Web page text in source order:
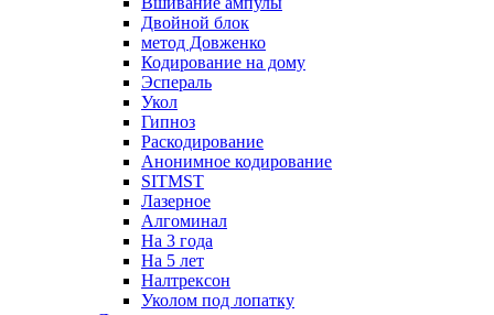
Двойной блок
метод Довженко
Кодирование на дому
Эспераль
Укол
Гипноз
Раскодирование
Анонимное кодирование
SITMST
Лазерное
Алгоминал
На 3 года
На 5 лет
Налтрексон
Уколом под лопатку